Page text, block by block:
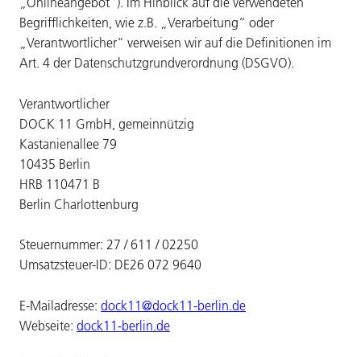
Begrifflichkeiten, wie z.B. „Verarbeitung“ oder
„Verantwortlicher“ verweisen wir auf die Definitionen im
Art. 4 der Datenschutzgrundverordnung (DSGVO).
Verantwortlicher
DOCK 11 GmbH, gemeinnützig
Kastanienallee 79
10435 Berlin
HRB 110471 B
Berlin Charlottenburg
Steuernummer: 27 / 611 / 02250
Umsatzsteuer-ID: DE26 072 9640
E-Mailadresse: dock11@dock11-berlin.de
Webseite: dock11-berlin.de